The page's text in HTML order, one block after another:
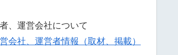
、運営会社について
会社、運営者情報（取材、掲載）